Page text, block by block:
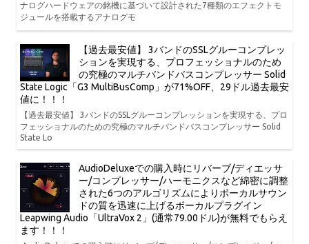
ナログハードウェアの銘機に基づいて設計された7種類のエフェクトモ
ジュールを搭載するアナログモ
【過去最安値】 3バンドのSSLグルーコンプレッ
ションを実現する、プロフェッショナルのため
の究極のマルチバンドバスコンプレッサー Solid
State Logic「G3 MultiBusComp」が71%OFF、29ドル過去最安
値に！！！
【過去最安値】 3バンドのSSLグルーコンプレッションを実現する、プロ
フェッショナルのための究極のマルチバンドバスコンプレッサー Solid
State Lo
AudioDeluxeでの購入時にリバーブ/ディエッサ
ー/コンプレッサー/ハーモニクスなど綿密に調整
された6つのアルゴリズムによりボーカルサウン
ドの質を迅速に上げるボーカルプラグイン
Leapwing Audio「UltraVox 2」(通常79.00ドル)が無料でもらえ
ます！！！